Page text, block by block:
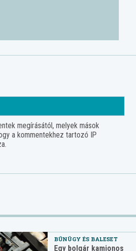
megírásától, melyek mások
a kommentekhez tartozó IP
BŰNÜGY ÉS BALESET
Egy bolgár kamionos